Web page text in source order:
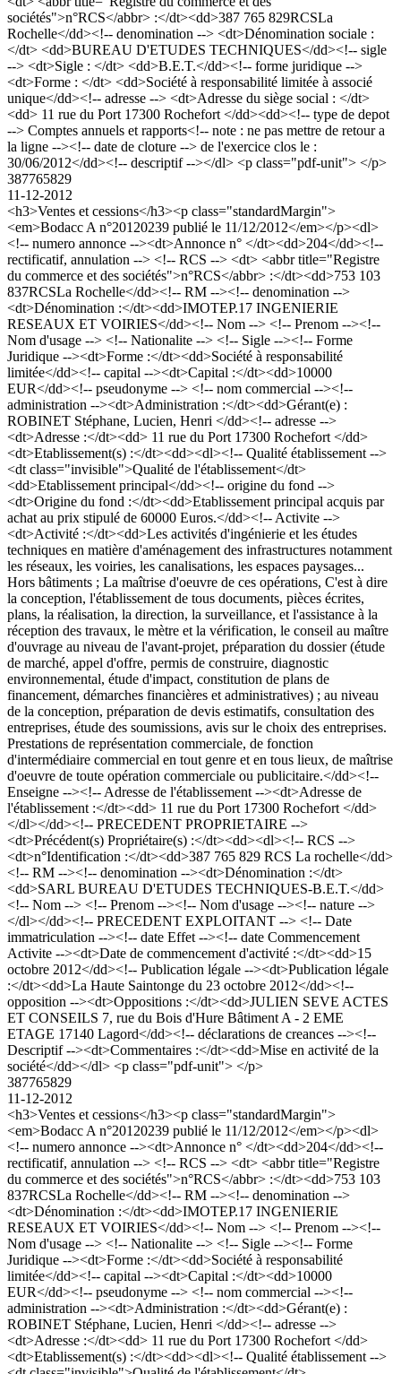
sociétés">n°RCS</abbr> :</dt><dd>387 765 829RCSLa
Rochelle</dd><!-- denomination --> <dt>Dénomination sociale :
</dt> <dd>BUREAU D'ETUDES TECHNIQUES</dd><!-- sigle
--> <dt>Sigle : </dt> <dd>B.E.T.</dd><!-- forme juridique -->
<dt>Forme : </dt> <dd>Société à responsabilité limitée à associé
unique</dd><!-- adresse --> <dt>Adresse du siège social : </dt>
<dd> 11 rue du Port 17300 Rochefort </dd><dd><!-- type de depot
--> Comptes annuels et rapports<!-- note : ne pas mettre de retour a
la ligne --><!-- date de cloture --> de l'exercice clos le :
30/06/2012</dd><!-- descriptif --></dl> <p class="pdf-unit"> </p>
387765829
11-12-2012
<h3>Ventes et cessions</h3><p class="standardMargin">
<em>Bodacc A n°20120239 publié le 11/12/2012</em></p><dl>
<!-- numero annonce --><dt>Annonce n° </dt><dd>204</dd><!--
rectificatif, annulation --> <!-- RCS --> <dt> <abbr title="Registre
du commerce et des sociétés">n°RCS</abbr> :</dt><dd>753 103
837RCSLa Rochelle</dd><!-- RM --><!-- denomination -->
<dt>Dénomination :</dt><dd>IMOTEP.17 INGENIERIE
RESEAUX ET VOIRIES</dd><!-- Nom --> <!-- Prenom --><!--
Nom d'usage --> <!-- Nationalite --> <!-- Sigle --><!-- Forme
Juridique --><dt>Forme :</dt><dd>Société à responsabilité
limitée</dd><!-- capital --><dt>Capital :</dt><dd>10000
EUR</dd><!-- pseudonyme --> <!-- nom commercial --><!--
administration --><dt>Administration :</dt><dd>Gérant(e) :
ROBINET Stéphane, Lucien, Henri </dd><!-- adresse -->
<dt>Adresse :</dt><dd> 11 rue du Port 17300 Rochefort </dd>
<dt>Etablissement(s) :</dt><dd><dl><!-- Qualité établissement -->
<dt class="invisible">Qualité de l'établissement</dt>
<dd>Etablissement principal</dd><!-- origine du fond -->
<dt>Origine du fond :</dt><dd>Etablissement principal acquis par
achat au prix stipulé de 60000 Euros.</dd><!-- Activite -->
<dt>Activité :</dt><dd>Les activités d'ingénierie et les études
techniques en matière d'aménagement des infrastructures notamment
les réseaux, les voiries, les canalisations, les espaces paysages...
Hors bâtiments ; La maîtrise d'oeuvre de ces opérations, C'est à dire
la conception, l'établissement de tous documents, pièces écrites,
plans, la réalisation, la direction, la surveillance, et l'assistance à la
réception des travaux, le mètre et la vérification, le conseil au maître
d'ouvrage au niveau de l'avant-projet, préparation du dossier (étude
de marché, appel d'offre, permis de construire, diagnostic
environnemental, étude d'impact, constitution de plans de
financement, démarches financières et administratives) ; au niveau
de la conception, préparation de devis estimatifs, consultation des
entreprises, étude des soumissions, avis sur le choix des entreprises.
Prestations de représentation commerciale, de fonction
d'intermédiaire commercial en tout genre et en tous lieux, de maîtrise
d'oeuvre de toute opération commerciale ou publicitaire.</dd><!--
Enseigne --><!-- Adresse de l'établissement --><dt>Adresse de
l'établissement :</dt><dd> 11 rue du Port 17300 Rochefort </dd>
</dl></dd><!-- PRECEDENT PROPRIETAIRE -->
<dt>Précédent(s) Propriétaire(s) :</dt><dd><dl><!-- RCS -->
<dt>n°Identification :</dt><dd>387 765 829 RCS La rochelle</dd>
<!-- RM --><!-- denomination --><dt>Dénomination :</dt>
<dd>SARL BUREAU D'ETUDES TECHNIQUES-B.E.T.</dd>
<!-- Nom --> <!-- Prenom --><!-- Nom d'usage --><!-- nature -->
</dl></dd><!-- PRECEDENT EXPLOITANT --> <!-- Date
immatriculation --><!-- date Effet --><!-- date Commencement
Activite --><dt>Date de commencement d'activité :</dt><dd>15
octobre 2012</dd><!-- Publication légale --><dt>Publication légale
:</dt><dd>La Haute Saintonge du 23 octobre 2012</dd><!--
opposition --><dt>Oppositions :</dt><dd>JULIEN SEVE ACTES
ET CONSEILS 7, rue du Bois d'Hure Bâtiment A - 2 EME
ETAGE 17140 Lagord</dd><!-- déclarations de creances --><!--
Descriptif --><dt>Commentaires :</dt><dd>Mise en activité de la
société</dd></dl> <p class="pdf-unit"> </p>
387765829
11-12-2012
<h3>Ventes et cessions</h3><p class="standardMargin">
<em>Bodacc A n°20120239 publié le 11/12/2012</em></p><dl>
<!-- numero annonce --><dt>Annonce n° </dt><dd>204</dd><!--
rectificatif, annulation --> <!-- RCS --> <dt> <abbr title="Registre
du commerce et des sociétés">n°RCS</abbr> :</dt><dd>753 103
837RCSLa Rochelle</dd><!-- RM --><!-- denomination -->
<dt>Dénomination :</dt><dd>IMOTEP.17 INGENIERIE
RESEAUX ET VOIRIES</dd><!-- Nom --> <!-- Prenom --><!--
Nom d'usage --> <!-- Nationalite --> <!-- Sigle --><!-- Forme
Juridique --><dt>Forme :</dt><dd>Société à responsabilité
limitée</dd><!-- capital --><dt>Capital :</dt><dd>10000
EUR</dd><!-- pseudonyme --> <!-- nom commercial --><!--
administration --><dt>Administration :</dt><dd>Gérant(e) :
ROBINET Stéphane, Lucien, Henri </dd><!-- adresse -->
<dt>Adresse :</dt><dd> 11 rue du Port 17300 Rochefort </dd>
<dt>Etablissement(s) :</dt><dd><dl><!-- Qualité établissement -->